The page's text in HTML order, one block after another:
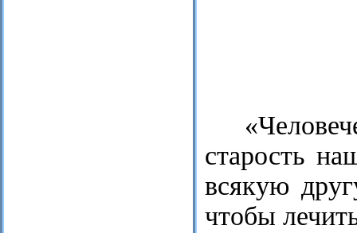
старость
всякую
чтобы